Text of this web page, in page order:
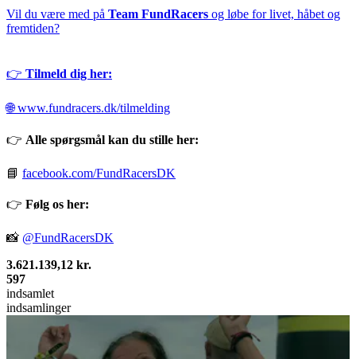
Vil du være med på Team FundRacers og løbe for livet, håbet og
fremtiden?
👉 Tilmeld dig her:
🌐www.fundracers.dk/tilmelding
👉 Alle spørgsmål kan du stille her:
📘 facebook.com/FundRacersDK
👉 Følg os her:
📸 @FundRacersDK
3.621.139,12 kr.
597
indsamlet
indsamlinger